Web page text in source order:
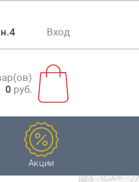
Вход
0 руб.
Акции